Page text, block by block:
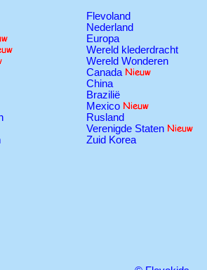
Flevoland
Nederland
Europa
Wereld klederdracht
Wereld Wonderen
Canada
China
Brazilië
Mexico
Rusland
Verenigde Staten
Zuid Korea